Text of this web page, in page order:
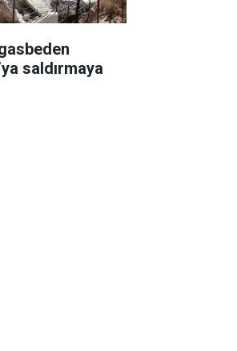
saldırmaya